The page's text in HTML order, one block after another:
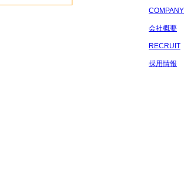
COMPANY
会社概要
RECRUIT
採用情報